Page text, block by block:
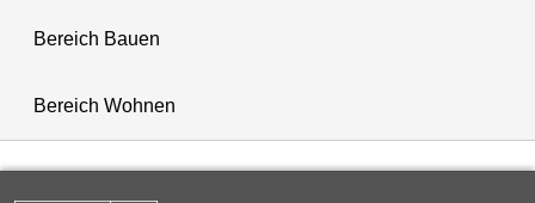
Bereich Bauen
Bereich Wohnen